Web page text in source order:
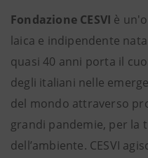
Fondazione CESVI è
laica e indipendente
quasi 40 anni porta il
degli italiani nelle
del mondo attraverso
grandi pandemie, per la
dell’ambiente. CESVI